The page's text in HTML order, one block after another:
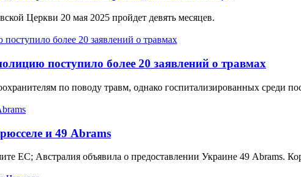
Церкви 20 мая 2025 пройдет девять месяцев.
поступило более 20 заявлений о травмах
по поводу травм, однако госпитализированных среди
и 49 Abrams
ЕС; Австралия объявила о предоставлении Украине 49 Abrams.